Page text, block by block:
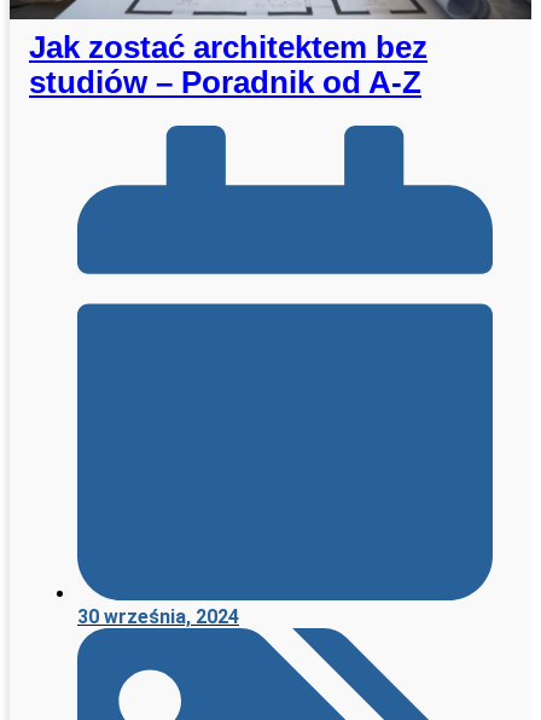
Jak zostać architektem bez
studiów – Poradnik od A-Z
30 września, 2024